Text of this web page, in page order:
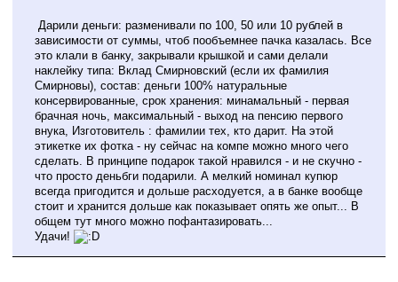
Дарили деньги: разменивали по 100, 50 или 10 рублей в
зависимости от суммы, чтоб пообъемнее пачка казалась. Все
это клали в банку, закрывали крышкой и сами делали
наклейку типа: Вклад Смирновский (если их фамилия
Смирновы), состав: деньги 100% натуральные
консервированные, срок хранения: минамальный - первая
брачная ночь, максимальный - выход на пенсию первого
внука, Изготовитель : фамилии тех, кто дарит. На этой
этикетке их фотка - ну сейчас на компе можно много чего
сделать. В принципе подарок такой нравился - и не скучно -
что просто деньбги подарили. А мелкий номинал купюр
всегда пригодится и дольше расходуется, а в банке вообще
стоит и хранится дольше как показывает опять же опыт... В
общем тут много можно пофантазировать...
Удачи!